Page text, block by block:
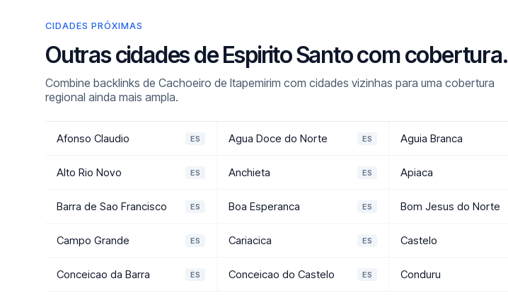
CIDADES PRÓXIMAS
Outras cidades de Espirito Santo com cobertura.
Combine backlinks de Cachoeiro de Itapemirim com cidades vizinhas para uma cobertura
regional ainda mais ampla.
Afonso Claudio ES Agua Doce do Norte ES Aguia Branca
Alto Rio Novo ES Anchieta ES Apiaca
Barra de Sao Francisco ES Boa Esperanca ES Bom Jesus do Norte
Campo Grande ES Cariacica ES Castelo
Conceicao da Barra ES Conceicao do Castelo ES Conduru